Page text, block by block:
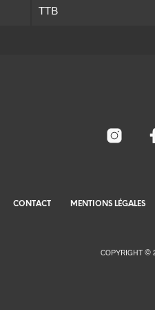
TTB
CONTACT MENTIONS LÉGALES
COPYRIGHT ©